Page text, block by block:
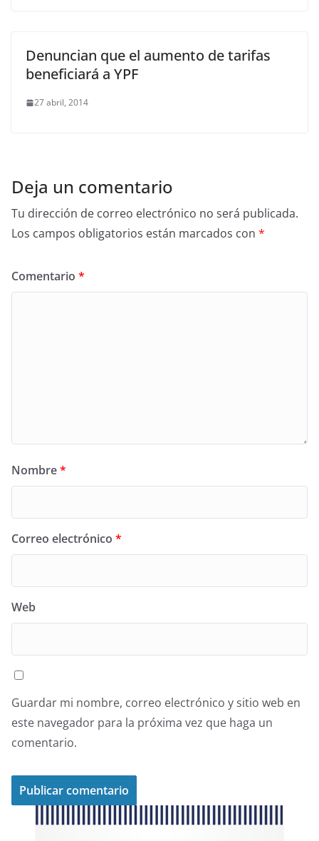
Denuncian que el aumento de tarifas
beneficiará a YPF
27 abril, 2014
Deja un comentario
Tu dirección de correo electrónico no será publicada.
Los campos obligatorios están marcados con *
Comentario *
Nombre*
Correo electrónico *
Web
Guardar mi nombre, correo electrónico y sitio web en
este navegador para la próxima vez que haga un
comentario.